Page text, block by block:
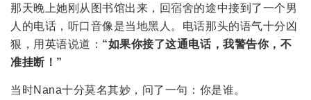
那天晚上她刚从图书馆出来，回宿舍的途中接到了一个男
人的电话，听口音像是当地黑人。电话那头的语气十分凶
狠，用英语说道： “如果你接了这通电话，我警告你，不
准挂断！”
当时Nana十分莫名其妙，问了一句：你是谁。